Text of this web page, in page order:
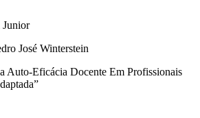
Junior
José Winterstein
Auto-Eficácia Docente Em Profissionais